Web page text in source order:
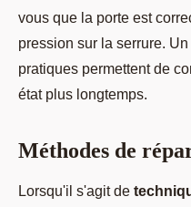
vous que la porte est
pression sur la serrure.
pratiques permettent de
état plus longtemps.
Méthodes de
Lorsqu'il s'agit de